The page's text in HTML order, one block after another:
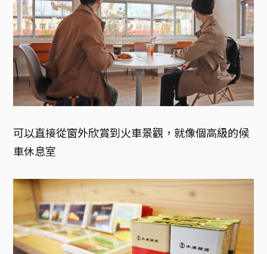
可以直接從窗外欣賞到火車景觀，就像個高級的候
車休息室